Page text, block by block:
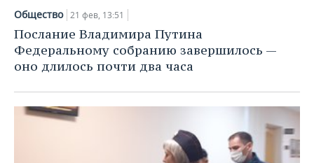
Общество 21 фев, 13:51
Послание Владимира Путина
Федеральному собранию завершилось —
оно длилось почти два часа